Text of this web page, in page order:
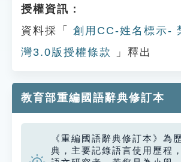
授權資訊：
資料採「
創用CC-姓名標示-
灣3.0版授權條款
」釋出
教育部重編國語辭典修訂本
《重編國語辭典修訂本》為
典，主要記錄語言使用歷程